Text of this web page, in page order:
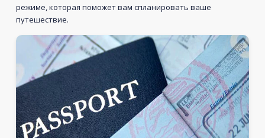
режиме, которая поможет вам спланировать ваше
путешествие.